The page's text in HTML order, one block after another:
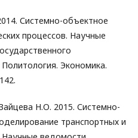
Системно-объектное
процессов. Научные
Экономика.
Н.О. 2015. Системно-
транспортных и